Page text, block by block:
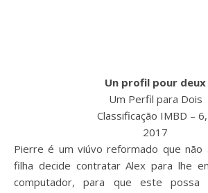
Un profil pour deux
Um Perfil para Dois
Classificação IMBD –
2017
Pierre é um viúvo reformado que não
filha decide contratar Alex para lhe
computador, para que este possa